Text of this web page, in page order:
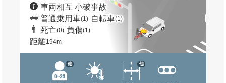
車両相互 小破事故
普通乗用車(1) 自転車(1)
死亡(0) 負傷(1)
距離194m
他 他